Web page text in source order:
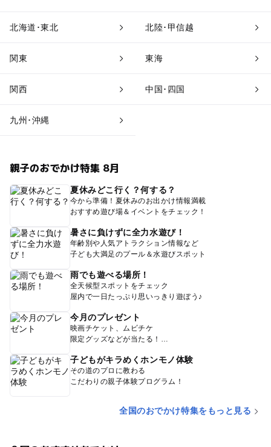
北海道･東北 北陸･甲信越
関東 東海
関西 中国･四国
九州･沖縄
親子のおでかけ特集 8月
夏休みどこ行く？何する？
今から準備！夏休みのお出かけ情報満載
おすすめ遊び場＆イベントをチェック！
暑さに負けずに全力水遊び！
年齢別や人気アトラクション情報など
子ども大満足のプール＆水遊びスポット
雨でも遊べる場所！
全天候型スポットをチェック
屋内で一日たっぷり思いっきり遊ぼう♪
今月のプレゼント
映画チケット、ムビチケ
限定グッズなどが当たる！
子どもがキラめくホンモノ体験
その道のプロに教わる
こだわりの親子体験プログラム！
全国のおでかけ特集をもっと見る